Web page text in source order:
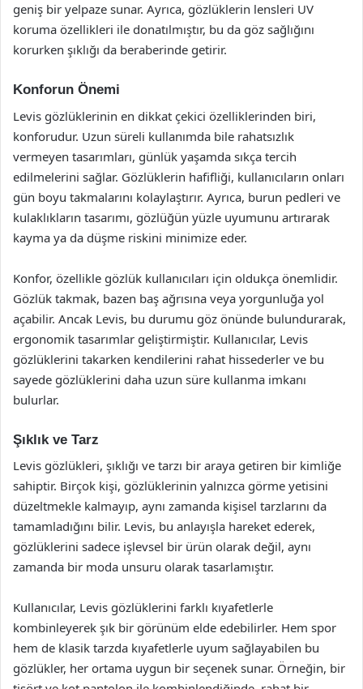
geniş bir yelpaze sunar. Ayrıca, gözlüklerin lensleri UV
koruma özellikleri ile donatılmıştır, bu da göz sağlığını
korurken şıklığı da beraberinde getirir.
Konforun Önemi
Levis gözlüklerinin en dikkat çekici özelliklerinden biri,
konforudur. Uzun süreli kullanımda bile rahatsızlık
vermeyen tasarımları, günlük yaşamda sıkça tercih
edilmelerini sağlar. Gözlüklerin hafifliği, kullanıcıların onları
gün boyu takmalarını kolaylaştırır. Ayrıca, burun pedleri ve
kulaklıkların tasarımı, gözlüğün yüzle uyumunu artırarak
kayma ya da düşme riskini minimize eder.
Konfor, özellikle gözlük kullanıcıları için oldukça önemlidir.
Gözlük takmak, bazen baş ağrısına veya yorgunluğa yol
açabilir. Ancak Levis, bu durumu göz önünde bulundurarak,
ergonomik tasarımlar geliştirmiştir. Kullanıcılar, Levis
gözlüklerini takarken kendilerini rahat hissederler ve bu
sayede gözlüklerini daha uzun süre kullanma imkanı
bulurlar.
Şıklık ve Tarz
Levis gözlükleri, şıklığı ve tarzı bir araya getiren bir kimliğe
sahiptir. Birçok kişi, gözlüklerinin yalnızca görme yetisini
düzeltmekle kalmayıp, aynı zamanda kişisel tarzlarını da
tamamladığını bilir. Levis, bu anlayışla hareket ederek,
gözlüklerini sadece işlevsel bir ürün olarak değil, aynı
zamanda bir moda unsuru olarak tasarlamıştır.
Kullanıcılar, Levis gözlüklerini farklı kıyafetlerle
kombinleyerek şık bir görünüm elde edebilirler. Hem spor
hem de klasik tarzda kıyafetlerle uyum sağlayabilen bu
gözlükler, her ortama uygun bir seçenek sunar. Örneğin, bir